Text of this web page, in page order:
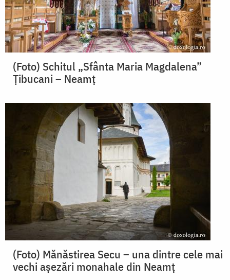
(Foto) Schitul „Sfânta Maria Magdalena”
Țibucani – Neamț
(Foto) Mănăstirea Secu – una dintre cele mai
vechi așezări monahale din Neamț